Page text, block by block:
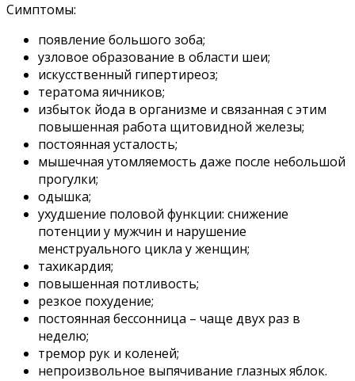
Симптомы:
появление большого зоба;
узловое образование в области шеи;
искусственный гипертиреоз;
тератома яичников;
избыток йода в организме и связанная с этим
повышенная работа щитовидной железы;
постоянная усталость;
мышечная утомляемость даже после небольшой
прогулки;
одышка;
ухудшение половой функции: снижение
потенции у мужчин и нарушение
менструального цикла у женщин;
тахикардия;
повышенная потливость;
резкое похудение;
постоянная бессонница – чаще двух раз в
неделю;
тремор рук и коленей;
непроизвольное выпячивание глазных яблок.